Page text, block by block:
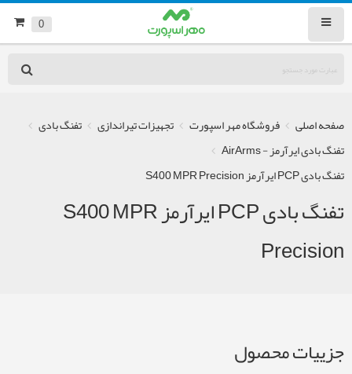
0
صفحه اصلی فروشگاه مهر اسپورت تجهیزات تیراندازی
تفنگ بادی
تفنگ بادی ایرآرمز - AirArms
تفنگ بادی PCP ایرآرمز S400 MPR Precision
تفنگ بادی PCP ایرآرمز S400 MPR
Precision
جزییات محصول